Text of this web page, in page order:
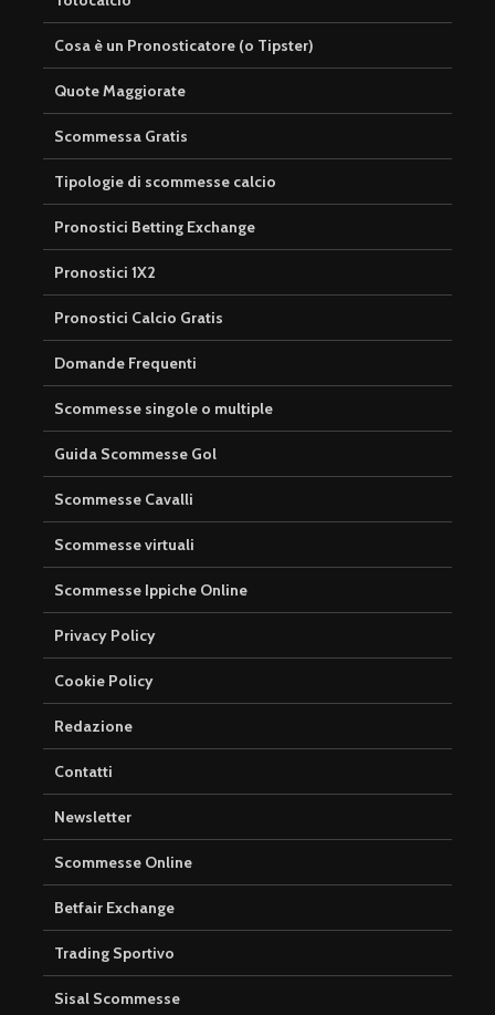
Cosa è un Pronosticatore (o Tipster)
Quote Maggiorate
Scommessa Gratis
Tipologie di scommesse calcio
Pronostici Betting Exchange
Pronostici 1X2
Pronostici Calcio Gratis
Domande Frequenti
Scommesse singole o multiple
Guida Scommesse Gol
Scommesse Cavalli
Scommesse virtuali
Scommesse Ippiche Online
Privacy Policy
Cookie Policy
Redazione
Contatti
Newsletter
Scommesse Online
Betfair Exchange
Trading Sportivo
Sisal Scommesse